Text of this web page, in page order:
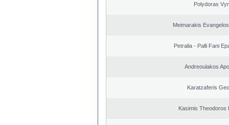
Polydoras
Meimarakis
Petralia - Palli Fani
Andreoulakos
Karatzaferis
Kasimis Theodoros